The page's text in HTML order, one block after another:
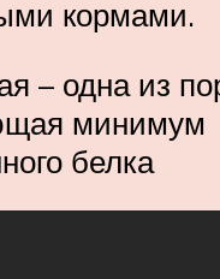
кормами.
– одна из
минимум
белка